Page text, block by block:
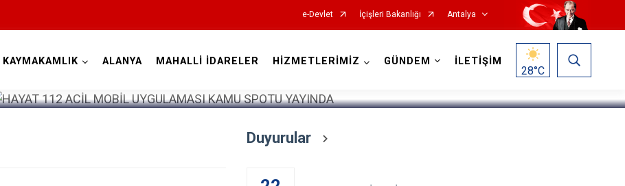
e-Devlet İçişleri Bakanlığı Antalya
Akseki
KAYMAKAMLIK ALANYA MAHALLİ İDARELER HİZMETLERİMİZ GÜNDEM İLETİŞİM
28°C
Duyurular